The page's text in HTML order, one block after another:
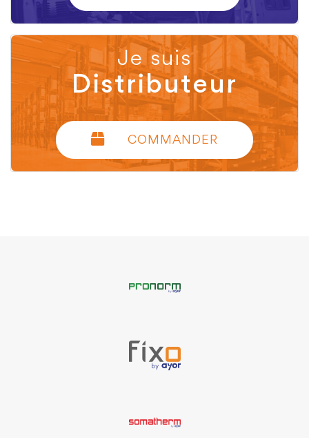
Je suis
Distributeur
COMMANDER